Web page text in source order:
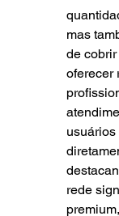
mas
de
oferecer
rede